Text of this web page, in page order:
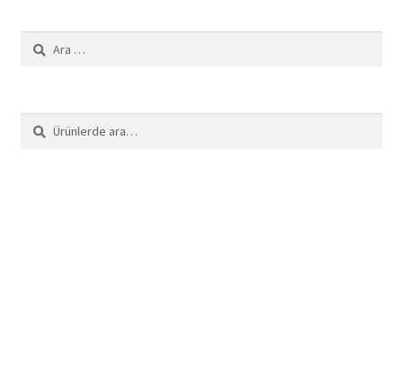
Arama:
Ara:
Ara